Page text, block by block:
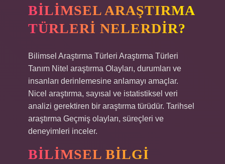
BILIMSEL ARAŞTIRMA
TÜRLERI NELERDIR?
Bilimsel Araştırma Türleri Araştırma Türleri
Tanım Nitel araştırma Olayları, durumları ve
insanları derinlemesine anlamayı amaçlar.
Nicel araştırma, sayısal ve istatistiksel veri
analizi gerektiren bir araştırma türüdür. Tarihsel
araştırma Geçmiş olayları, süreçleri ve
deneyimleri inceler.
BILIMSEL BILGI